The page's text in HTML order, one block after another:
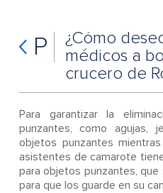
P
¿Cómo
médicos a
crucero de
Para garantizar la
punzantes, como agujas,
objetos punzantes
asistentes de camarote
para objetos punzantes,
para que los guarde en su